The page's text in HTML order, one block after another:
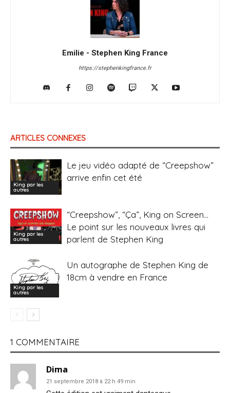
Emilie - Stephen King France
https://stephenkingfrance.fr
ARTICLES CONNEXES
King par les
autres
Le jeu vidéo adapté de “Creepshow”
arrive enfin cet été
King par les
autres
“Creepshow”, “Ça”, King on Screen…
Le point sur les nouveaux livres qui
parlent de Stephen King
King par les
autres
Un autographe de Stephen King de
18cm à vendre en France
1 COMMENTAIRE
Dima
21 septembre 2018 à 22 h 49 min